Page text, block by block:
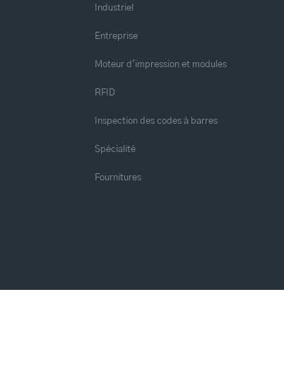
Industriel
Entreprise
Moteur d'impression et modules
RFID
Inspection des codes à barres
Spécialité
Fournitures